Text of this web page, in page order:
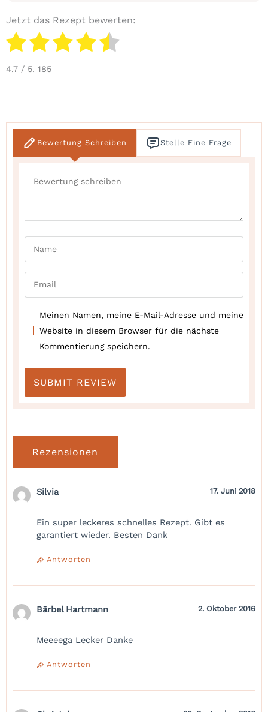
Jetzt das Rezept bewerten:
4.7 / 5. 185
Bewertung Schreiben Stelle Eine Frage
Meinen Namen, meine E-Mail-Adresse und meine
Website in diesem Browser für die nächste
Kommentierung speichern.
Rezensionen
Silvia 17. Juni 2018
Ein super leckeres schnelles Rezept. Gibt es
garantiert wieder. Besten Dank
Antworten
Bärbel Hartmann 2. Oktober 2016
Meeeega Lecker Danke
Antworten